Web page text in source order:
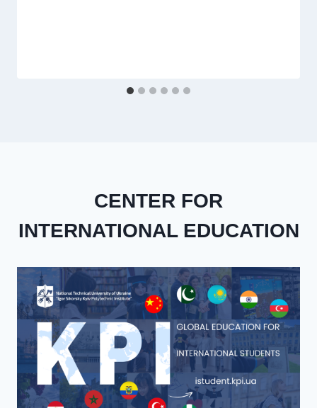
CENTER FOR
INTERNATIONAL EDUCATION